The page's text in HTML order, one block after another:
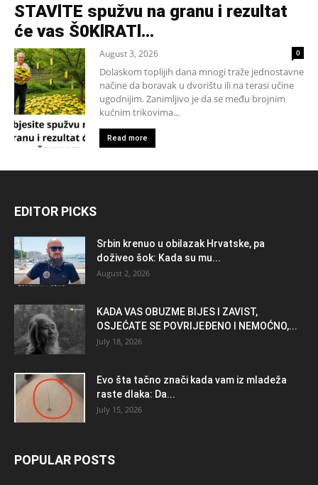
STAVlTE spužvu na granu i rezultat
će vas Š0KlRATl…
August 3, 2026 0
Dolaskom toplijih dana mnogi traže jednostavne
načine da boravak u dvorištu ili na terasi učine
ugodnijim. Zanimljivo je da se među brojnim
kućnim trikovima...
Read more
EDITOR PICKS
Srbin krenuo u obilazak Hrvatske, pa
doživeo šok: Kada su mu...
August 2, 2026
KADA VAS OBUZME BIJES I ZAVIST,
OSJEĆATE SE POVRIJEĐENO I NEMOĆNO,...
July 18, 2026
Evo šta tačno znači kada vam iz mladeža
raste dlaka: Da...
July 15, 2026
POPULAR POSTS